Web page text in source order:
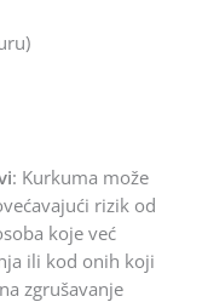
: Kurkuma može
rizik od
koje već
ili kod onih koji
zgrušavanje